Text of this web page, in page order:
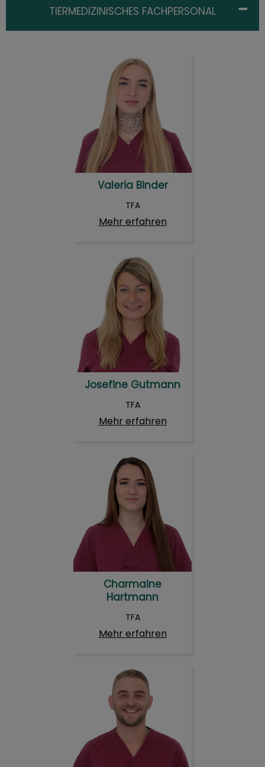
TIERMEDIZINISCHES FACHPERSONAL
Valeria Binder
Valeria Binder
TFA
Mehr erfahren
Josefine Gutmann
Josefine Gutmann
TFA
Mehr erfahren
Charmaine
Hartmann
Charmaine Hartmann
TFA
Mehr erfahren
Lucas Höth